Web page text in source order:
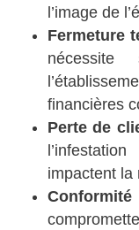
l’image de
Fermeture
financières
Perte de
impactent la
Conformité